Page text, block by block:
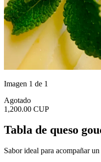
Imagen 1 de 1
Agotado
1,200.00 CUP
Tabla de queso
Sabor ideal para acompañar